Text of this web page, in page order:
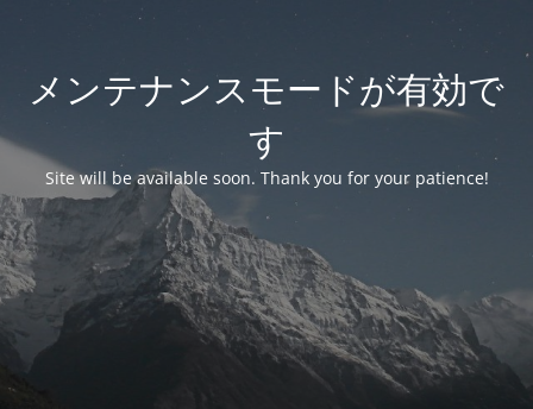
メンテナンスモードが有効で
す
Site will be available soon. Thank you for your patience!